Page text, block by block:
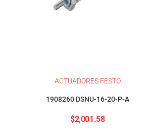
ACTUADORES FESTO
1908260 DSNU-16-20-P-A
$2,001.58